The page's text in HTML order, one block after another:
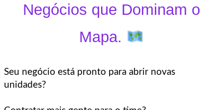
Negócios que Dominam o
Mapa.
Seu negócio está pronto para abrir novas
unidades?